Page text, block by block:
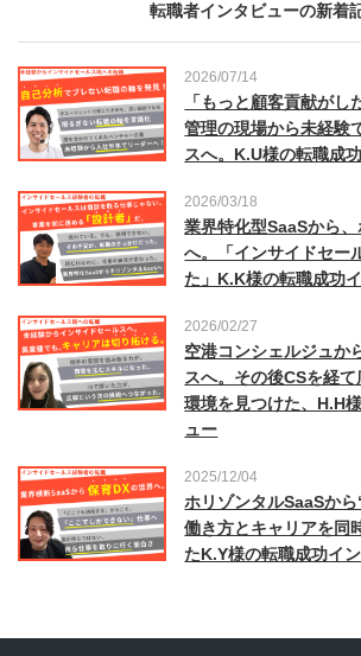
転職者インタビューの新着
2026/07/14
「もっと顧客貢献が
管理の現場から未経験
スへ。K.U様の転職成
2026/03/18
業界特化型SaaSから
へ。「インサイドセー
た」K.K様の転職成功
2026/02/27
空港コンシェルジュか
スへ。その後CSを経
環境を見つけた、H.H
ュー
2025/12/04
ホリゾンタルSaaSから
働き方とキャリアを同
たK.Y様の転職成功イ